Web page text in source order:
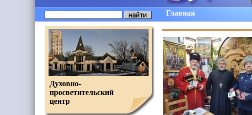
Главная
Духовно-
просветительский
центр